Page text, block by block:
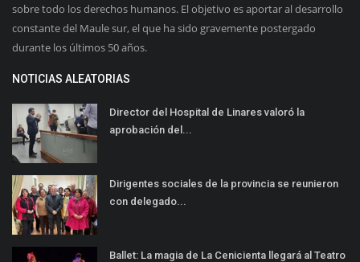
sobre todo los derechos humanos. El objetivo es aportar al desarrollo
constante del Maule sur, el que ha sido gravemente postergado
durante los últimos 50 años.
NOTICIAS ALEATORIAS
Director del Hospital de Linares valoró la
aprobación del...
Dirigentes sociales de la provincia se reunieron
con delegado...
Ballet: La magia de La Cenicienta llegará al Teatro